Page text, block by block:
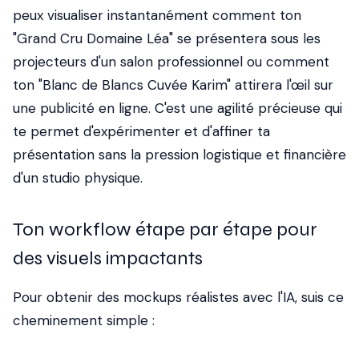
peux visualiser instantanément comment ton
"Grand Cru Domaine Léa" se présentera sous les
projecteurs d'un salon professionnel ou comment
ton "Blanc de Blancs Cuvée Karim" attirera l'œil sur
une publicité en ligne. C'est une agilité précieuse qui
te permet d'expérimenter et d'affiner ta
présentation sans la pression logistique et financière
d'un studio physique.
Ton workflow étape par étape pour
des visuels impactants
Pour obtenir des mockups réalistes avec l'IA, suis ce
cheminement simple :